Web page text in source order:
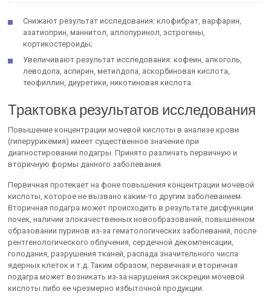
Снижают результат исследования: клофибрат, варфарин,
азатиоприн, маннитол, аллопуринол, эстрогены,
кортикостероиды;
Увеличивают результат исследования: кофеин, алкоголь,
леводопа, аспирин, метилдопа, аскорбиновая кислота,
теофиллин, диуретики, никотиновая кислота.
Трактовка результатов исследования
Повышение концентрации мочевой кислоты в анализе крови
(гиперурикемия) имеет существенное значение при
диагностировании подагры. Принято различать первичную и
вторичную формы данного заболевания.
Первичная протекает на фоне повышения концентрации мочевой
кислоты, которое не вызвано каким-то другим заболеванием.
Вторичная подагра может происходить в результате дисфункции
почек, наличии злокачественных новообразований, повышенном
образовании пуринов из-за гематологических заболеваний, после
рентгенологического облучения, сердечной декомпенсации,
голодания, разрушения тканей, распада значительного числа
ядерных клеток и т.д. Таким образом, первичная и вторичная
подагра может возникать из-за нарушения экскреции мочевой
кислоты либо ее чрезмерно избыточной продукции.